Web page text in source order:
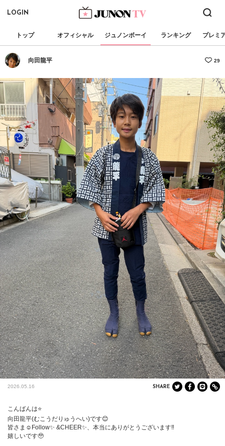
LOGIN
トップ オフィシャル ジュノンボーイ ランキング プレミ
向田龍平 29
2026.05.16 SHARE
こんばんは⭐️
向田龍平(むこうだりゅうへい)です😊
皆さま☺️Follow✨ &CHEER✨、本当にありがとうございます‼️
嬉しいです🥹